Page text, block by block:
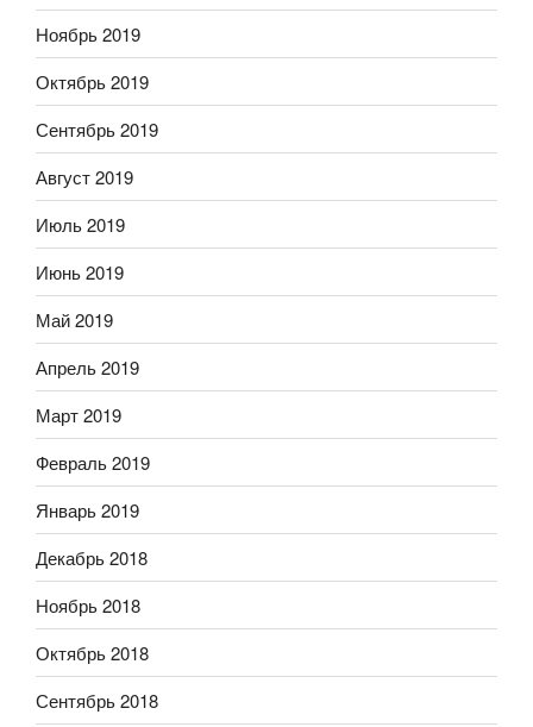
Ноябрь 2019
Октябрь 2019
Сентябрь 2019
Август 2019
Июль 2019
Июнь 2019
Май 2019
Апрель 2019
Март 2019
Февраль 2019
Январь 2019
Декабрь 2018
Ноябрь 2018
Октябрь 2018
Сентябрь 2018